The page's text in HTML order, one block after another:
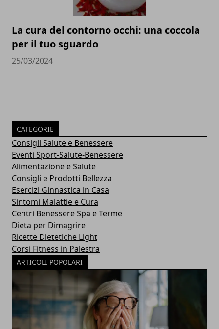
La cura del contorno occhi: una coccola
per il tuo sguardo
25/03/2024
CATEGORIE
Consigli Salute e Benessere
Eventi Sport-Salute-Benessere
Alimentazione e Salute
Consigli e Prodotti Bellezza
Esercizi Ginnastica in Casa
Sintomi Malattie e Cura
Centri Benessere Spa e Terme
Dieta per Dimagrire
Ricette Dietetiche Light
Corsi Fitness in Palestra
ARTICOLI POPOLARI